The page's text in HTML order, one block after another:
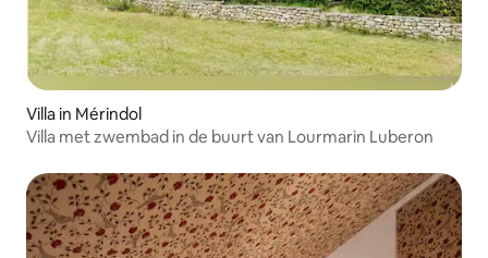
Villa in Mérindol
Villa met zwembad in de buurt van Lourmarin Luberon